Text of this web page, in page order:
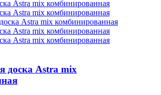
доска Astra mix